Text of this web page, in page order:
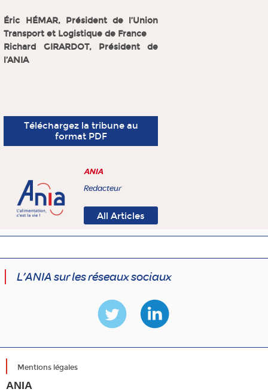
Éric HÉMAR, Président de l’Union
Transport et Logistique de France
Richard GIRARDOT, Président de
l’ANIA
Téléchargez la tribune au
format PDF
ANIA
Redacteur
All Articles
L’ANIA sur les réseaux sociaux
Mentions légales
ANIA